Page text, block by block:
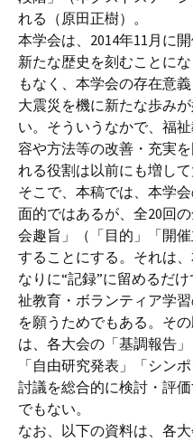
れる（原田正樹）。
本学会は、2014年11月に
新たな歴史を刻むことに
もなく、本学会の存在意
大震災を機に新たな歩み
い。そういうなかで、福
容や方法等の改善・充実
れる役割は以前にも増して
そこで、本稿では、本学
面的ではあるが、全20回
会趣旨」（「目的」「開
することにする。それは
なりに“記録”に留めるだ
祉教育・ボランティア学
を願うためでもある。そ
は、各大会の「基調報告
「自由研究発表」「シン
討議を総合的に検討・評
でもない。
なお、以下の資料は、各